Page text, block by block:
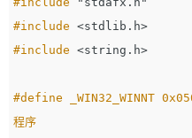
#include <stdlib.h>
#include <string.h>
#define _WIN32_WINNT
程序